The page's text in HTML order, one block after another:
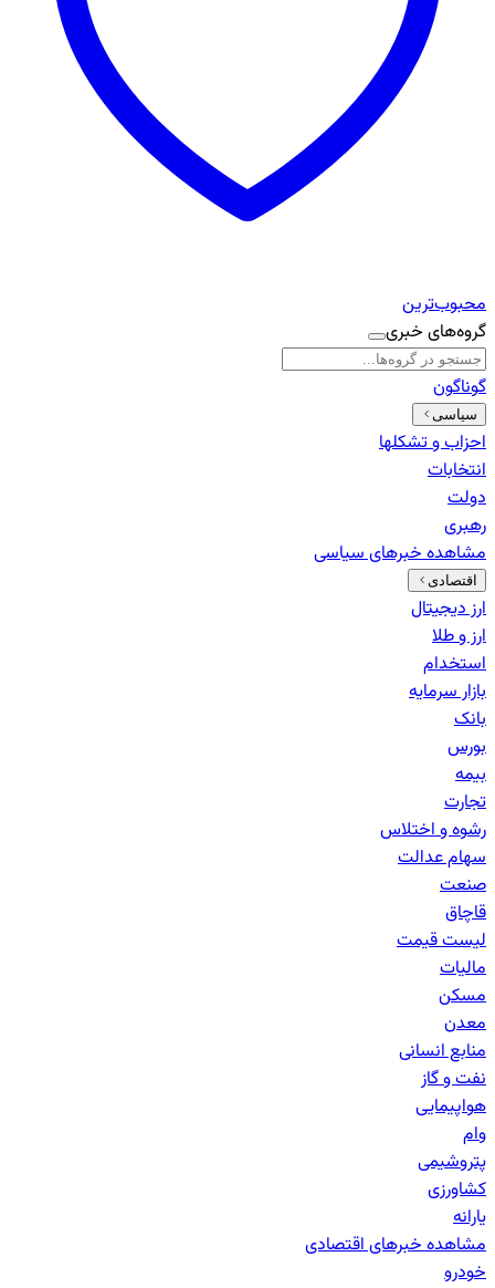
محبوب‌ترین
گروه‌های خبری
گوناگون
سیاسی
احزاب و تشکلها
انتخابات
دولت
رهبری
مشاهده خبرهایسیاسی
اقتصادی
ارز دیجیتال
ارز و طلا
استخدام
بازار سرمایه
بانک‌
بورس
بیمه
تجارت
رشوه و اختلاس
سهام عدالت
صنعت
قاچاق
لیست قیمت
مالیات
مسکن
معدن
منابع انسانی
نفت و گاز
هواپیمایی
وام
پتروشیمی
کشاورزی
یارانه
مشاهده خبرهایاقتصادی
خودرو